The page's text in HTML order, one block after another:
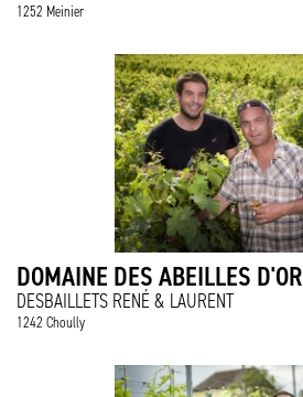
1252 Meinier
DOMAINE DES ABEILLES D'OR
DESBAILLETS RENÉ & LAURENT
1242 Choully